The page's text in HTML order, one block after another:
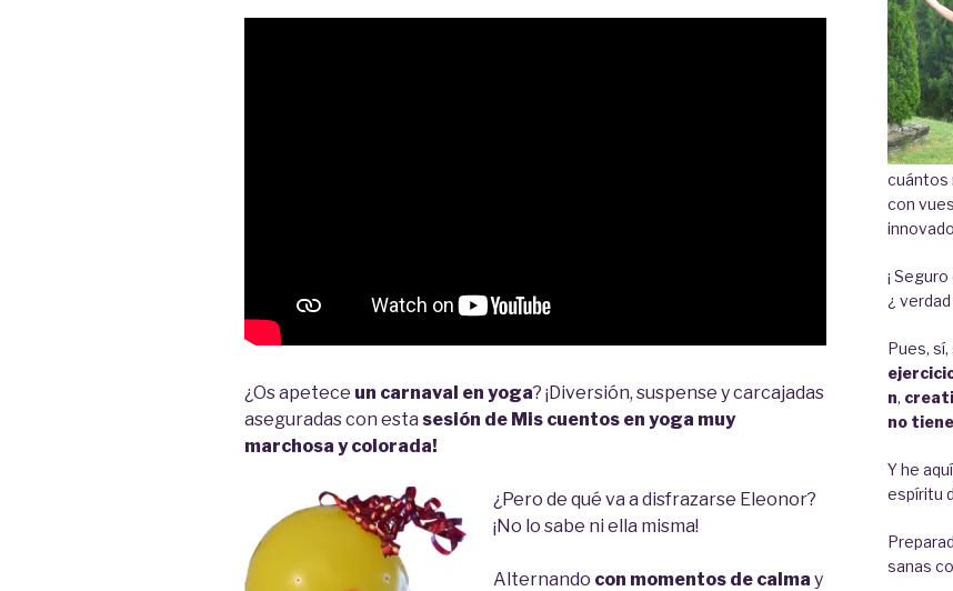
¿Os apetece un carnaval en yoga? ¡Diversión, suspense y carcajadas
aseguradas con esta sesión de Mis cuentos en yoga muy
marchosa y colorada!
¿Pero de qué va a disfrazarse Eleonor?
¡No lo sabe ni ella misma!
Alternando con momentos de calma y
cuántos
con
¡
¿ verdad
Pues,
n,
no
Y he
espíritu
sanas